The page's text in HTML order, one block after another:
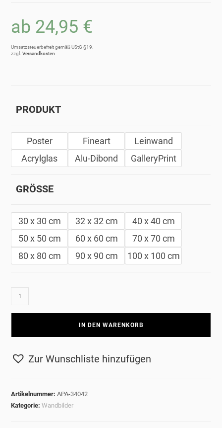
ab 24,95 €
Umsatzsteuerbefreit gemäß UStG §19.
zzgl.Versandkosten
PRODUKT
Poster Fineart
Leinwand
Acrylglas
Alu-Dibond GalleryPrint
GRÖSSE
30 x 30 cm 32 x 32 cm
40 x 40 cm
50 x 50 cm
60 x 60 cm
70 x 70 cm
80 x 80 cm
90 x 90 cm 100 x 100 cm
Beelitz
IN DEN WARENKORB
Zur Wunschliste hinzufügen
Artikelnummer:APA-34042
Kategorie:Wandbilder